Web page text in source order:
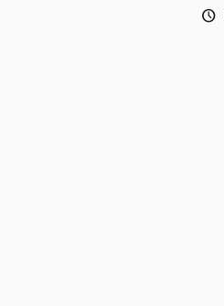
schedule